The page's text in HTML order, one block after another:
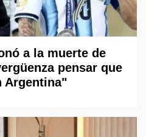
a la muerte de
pensar que
Argentina"